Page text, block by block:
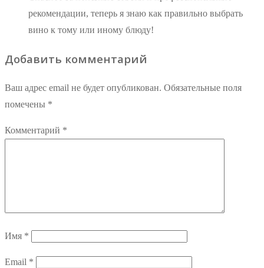
рекомендации, теперь я знаю как правильно выбрать
вино к тому или иному блюду!
Добавить комментарий
Ваш адрес email не будет опубликован. Обязательные поля
помечены *
Комментарий *
Имя *
Email *